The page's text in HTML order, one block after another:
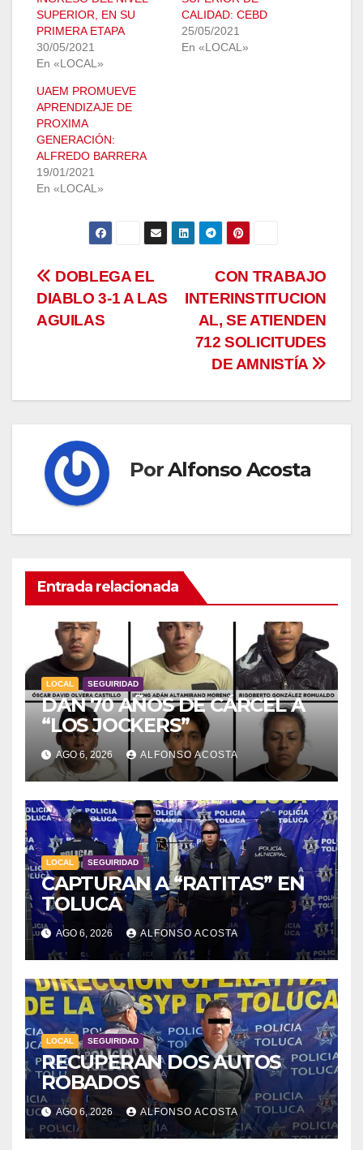
SUPERIOR, EN SU
PRIMERA ETAPA
30/05/2021
En «LOCAL»
CALIDAD: CEBD
25/05/2021
En «LOCAL»
UAEM PROMUEVE
APRENDIZAJE DE
PROXIMA
GENERACIÓN:
ALFREDO BARRERA
19/01/2021
En «LOCAL»
Navegación
de
CON TRABAJO
INTERINSTITUCION
AL, SE ATIENDEN
712 SOLICITUDES
DE AMNISTÍA
DOBLEGA EL
DIABLO 3-1 A LAS
AGUILAS
PorAlfonso Acosta
Entrada relacionada
LOCAL SEGUIRIDAD
DAN 70 AÑOS DE CÁRCEL A
“LOS JOCKERS”
AGO 6, 2026 ALFONSO ACOSTA
LOCAL SEGUIRIDAD
CAPTURAN A “RATITAS” EN
TOLUCA
AGO 6, 2026 ALFONSO ACOSTA
LOCAL SEGUIRIDAD
RECUPERAN DOS AUTOS
ROBADOS
AGO 6, 2026 ALFONSO ACOSTA